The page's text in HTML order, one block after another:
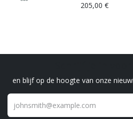
205,00 €
en blijf op de hoogte van onze